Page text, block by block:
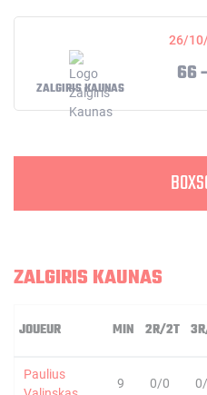
26/
ZALGIRIS KAUNAS
66
ZALGIRIS KAUNAS
JOUEUR MIN 2R/2T
Paulius
9 0/0